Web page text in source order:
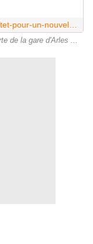
de la gare d'Arles ...